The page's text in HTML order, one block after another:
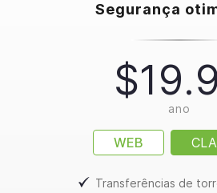
Segurança
ano
WEB
Transferências de